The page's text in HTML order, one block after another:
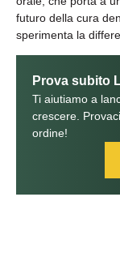
futuro della cura
sperimenta la
Prova subito
Ti aiutiamo a
crescere.
ordine!